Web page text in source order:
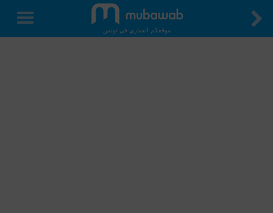
موقعكم العقاري في تونس